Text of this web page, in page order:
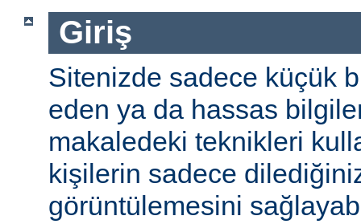
Giriş
Sitenizde sadece küçük
eden ya da hassas
makaledeki teknikleri
kişilerin sadece
görüntülemesini